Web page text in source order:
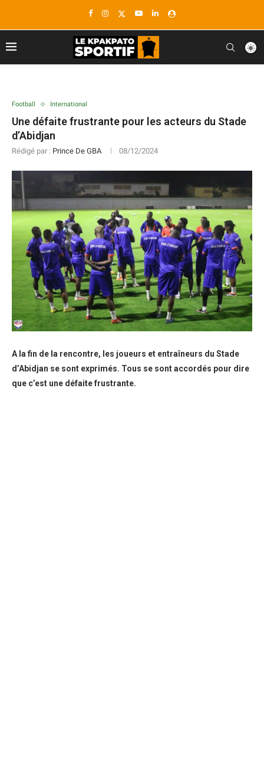
Football International
Une défaite frustrante pour les acteurs du Stade
d’Abidjan
Rédigé par : Prince De GBA 08/12/2024
A la fin de la rencontre, les joueurs et entraîneurs du Stade
d’Abidjan se sont exprimés. Tous se sont accordés pour dire
que c’est une défaite frustrante.